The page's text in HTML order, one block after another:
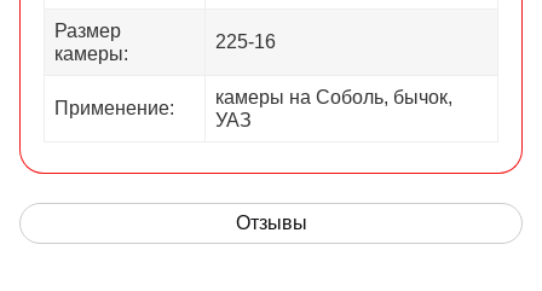
Размер
камеры:
225-16
Применение:
камеры на Соболь, бычок,
УАЗ
Отзывы